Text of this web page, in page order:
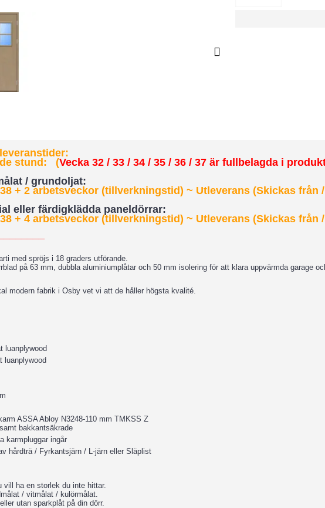
stund: (Vecka 32 / 33 / 34 / 35 / 36 / 37 är fullbelagda i
/ grundoljat:
+ 2 arbetsveckor (tillverkningstid) ~ Utleverans (Skickas från
eller färdigklädda paneldörrar:
+ 4 arbetsveckor (tillverkningstid) ~ Utleverans (Skickas från
med spröjs i 18 graders utförande.
på 63 mm, dubbla aluminiumplåtar och 50 mm isolering för att klara uppvärmda garage
modern fabrik i Osby vet vi att de håller högsta kvalité.
luanplywood
luanplywood
ASSA Abloy N3248-110 mm TMKSS Z
bakkantsäkrade
karmpluggar ingår
hårdträ / Fyrkantsjärn / L-järn eller Släplist
vill ha en storlek du inte hittar.
/ vitmålat / kulörmålat.
utan sparkplåt på din dörr.